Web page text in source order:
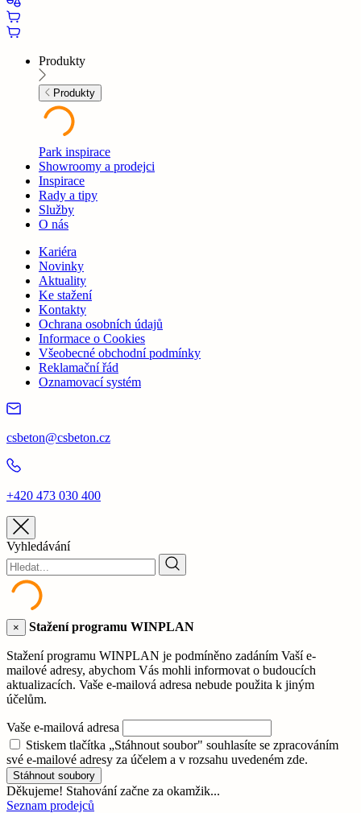
Produkty
Produkty
Park inspirace
Showroomy a prodejci
Inspirace
Rady a tipy
Služby
O nás
Kariéra
Novinky
Aktuality
Ke stažení
Kontakty
Ochrana osobních údajů
Informace o Cookies
Všeobecné obchodní podmínky
Reklamační řád
Oznamovací systém
csbeton@csbeton.cz
+420 473 030 400
Vyhledávání
× Stažení programu WINPLAN
Stažení programu WINPLAN je podmíněno zadáním Vaší e-
mailové adresy, abychom Vás mohli informovat o budoucích
aktualizacích. Vaše e-mailová adresa nebude použita k jiným
účelům.
Vaše e-mailová adresa
Stiskem tlačítka „Stáhnout soubor" souhlasíte se zpracováním
své e-mailové adresy za účelem a v rozsahu uvedeném zde.
Stáhnout soubory
Děkujeme! Stahování začne za okamžik...
Seznam prodejců